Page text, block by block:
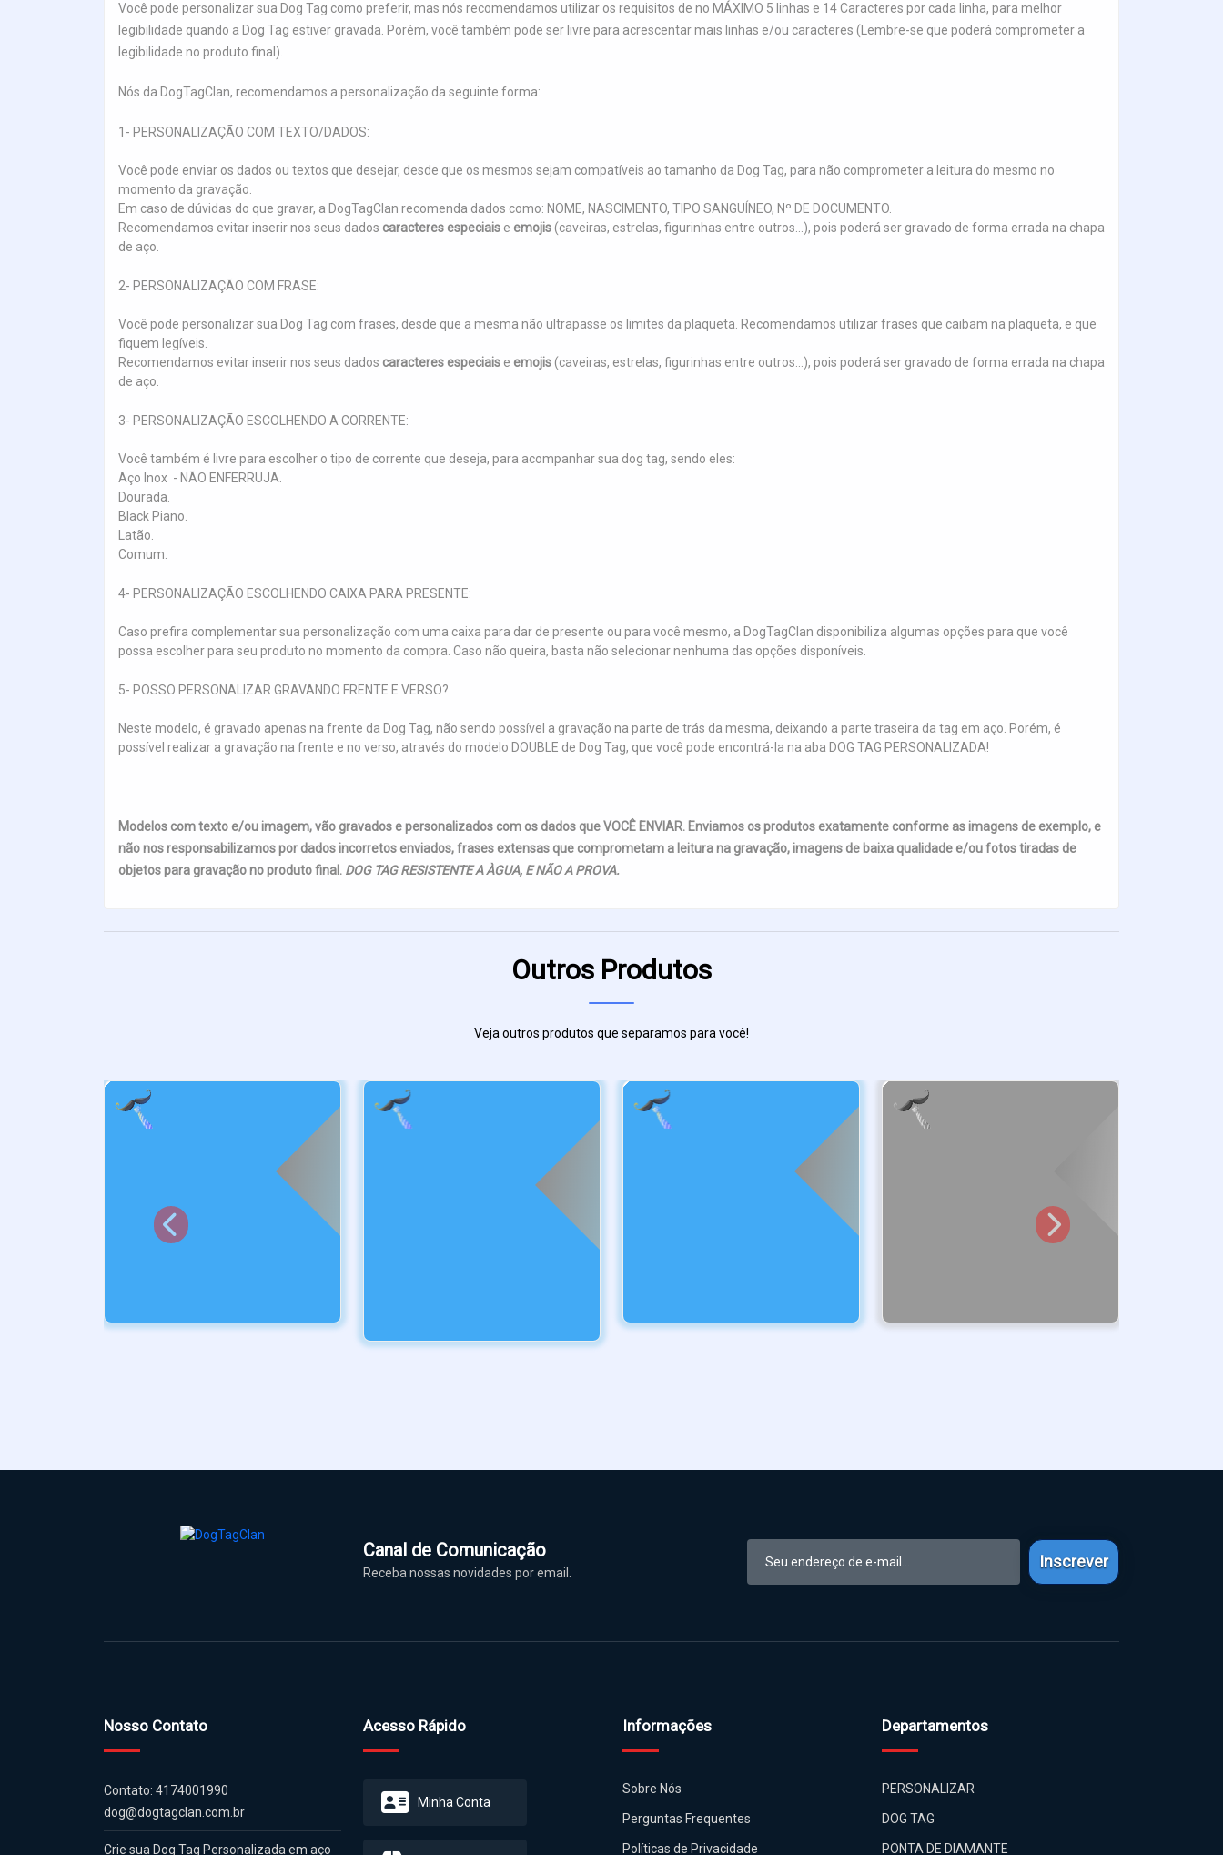
Você pode personalizar sua Dog Tag como preferir, mas nós recomendamos utilizar os requisitos de no MÁXIMO 5 linhas e 14 Caracteres por cada linha, para melhor
legibilidade quando a Dog Tag estiver gravada. Porém, você também pode ser livre para acrescentar mais linhas e/ou caracteres (Lembre-se que poderá comprometer a
legibilidade no produto final).
Nós da DogTagClan, recomendamos a personalização da seguinte forma:
1- PERSONALIZAÇÃO COM TEXTO/DADOS:
Você pode enviar os dados ou textos que desejar, desde que os mesmos sejam compatíveis ao tamanho da Dog Tag, para não comprometer a leitura do mesmo no
momento da gravação.
Em caso de dúvidas do que gravar, a DogTagClan recomenda dados como: NOME, NASCIMENTO, TIPO SANGUÍNEO, Nº DE DOCUMENTO.
Recomendamos evitar inserir nos seus dados caracteres especiais e emojis(caveiras, estrelas, figurinhas entre outros...), pois poderá ser gravado de forma errada na chapa
de aço.
2- PERSONALIZAÇÃO COM FRASE:
Você pode personalizar sua Dog Tag com frases, desde que a mesma não ultrapasse os limites da plaqueta. Recomendamos utilizar frases que caibam na plaqueta, e que
fiquem legíveis.
Recomendamos evitar inserir nos seus dados caracteres especiais e emojis(caveiras, estrelas, figurinhas entre outros...), pois poderá ser gravado de forma errada na chapa
de aço.
3- PERSONALIZAÇÃO ESCOLHENDO A CORRENTE:
Você também é livre para escolher o tipo de corrente que deseja, para acompanhar sua dog tag, sendo eles:
Aço Inox - NÃO ENFERRUJA.
Dourada.
Black Piano.
Latão.
Comum.
4- PERSONALIZAÇÃO ESCOLHENDO CAIXA PARA PRESENTE:
Caso prefira complementar sua personalização com uma caixa para dar de presente ou para você mesmo, a DogTagClan disponibiliza algumas opções para que você
possa escolher para seu produto no momento da compra. Caso não queira, basta não selecionar nenhuma das opções disponíveis.
5- POSSO PERSONALIZAR GRAVANDO FRENTE E VERSO?
Neste modelo, é gravado apenas na frente da Dog Tag, não sendo possível a gravação na parte de trás da mesma, deixando a parte traseira da tag em aço. Porém, é
possível realizar a gravação na frente e no verso, através do modelo DOUBLE de Dog Tag, que você pode encontrá-la na aba DOG TAG PERSONALIZADA!
Modelos com texto e/ou imagem, vão gravados e personalizados com os dados que VOCÊ ENVIAR. Enviamos os produtos exatamente conforme as imagens de exemplo, e
não nos responsabilizamos por dados incorretos enviados, frases extensas que comprometam a leitura na gravação, imagens de baixa qualidade e/ou fotos tiradas de
objetos para gravação no produto final. DOG TAG RESISTENTE A ÀGUA, E NÃO A PROVA.
Outros Produtos
Veja outros produtos que separamos para você!
Canal de Comunicação Inscrever
Contato: 4174001990
dog@dogtagclan.com.br